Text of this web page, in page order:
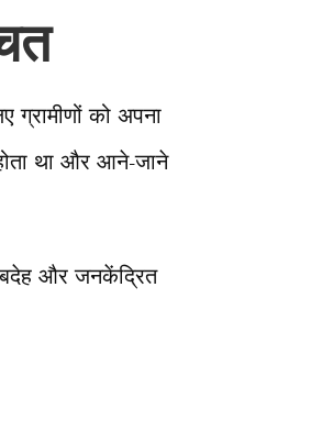
ग्रामीणों को अपना
था और आने-जाने
और जनकेंद्रित